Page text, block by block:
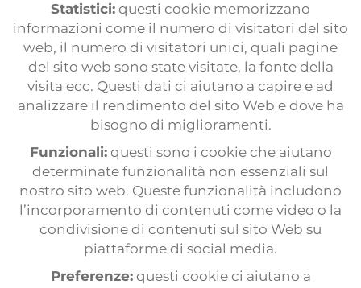
Statistici: questi cookie memorizzano
informazioni come il numero di visitatori del sito
web, il numero di visitatori unici, quali pagine
del sito web sono state visitate, la fonte della
visita ecc. Questi dati ci aiutano a capire e ad
analizzare il rendimento del sito Web e dove ha
bisogno di miglioramenti.
Funzionali:questi sono i cookie che aiutano
determinate funzionalità non essenziali sul
nostro sito web. Queste funzionalità includono
l’incorporamento di contenuti come video o la
condivisione di contenuti sul sito Web su
piattaforme di social media.
Preferenze:questi cookie ci aiutano a